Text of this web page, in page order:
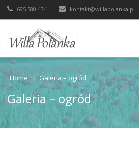
695 580 434 kontakt@willapolanka.pl
Home Galeria – ogród
Galeria – ogród